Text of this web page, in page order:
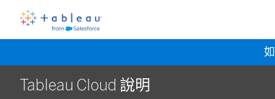
Tableau Cloud 說明